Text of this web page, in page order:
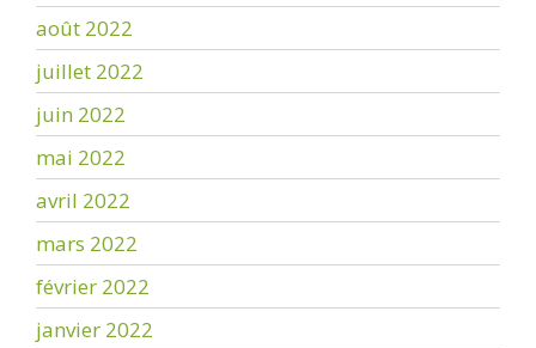
août 2022
juillet 2022
juin 2022
mai 2022
avril 2022
mars 2022
février 2022
janvier 2022